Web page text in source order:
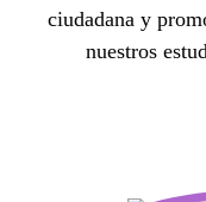
ciudadana y
nuestros